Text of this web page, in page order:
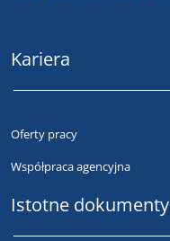
Kariera
Oferty pracy
Współpraca agencyjna
Istotne dokumenty